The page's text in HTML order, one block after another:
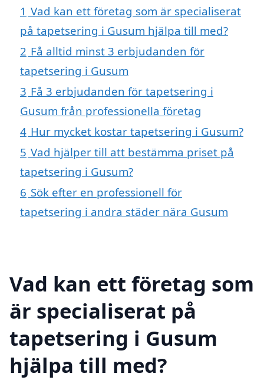
1 Vad kan ett företag som är specialiserat
på tapetsering i Gusum hjälpa till med?
2 Få alltid minst 3 erbjudanden för
tapetsering i Gusum
3 Få 3 erbjudanden för tapetsering i
Gusum från professionella företag
4 Hur mycket kostar tapetsering i Gusum?
5 Vad hjälper till att bestämma priset på
tapetsering i Gusum?
6 Sök efter en professionell för
tapetsering i andra städer nära Gusum
Vad kan ett företag som
är specialiserat på
tapetsering i Gusum
hjälpa till med?